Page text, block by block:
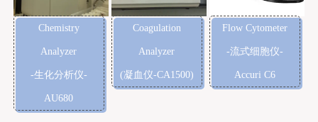
Chemistry
Analyzer
-生化分析仪-
AU680
Coagulation
Analyzer
(凝血仪-CA1500)
Flow Cytometer
-流式细胞仪-
Accuri C6